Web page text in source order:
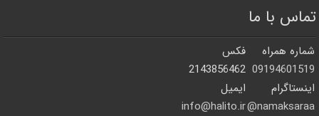
تماس با ما
شماره همراه
فکس
09194601519
2143856462
اینستاگرام
ایمیل
namaksaraa@
info@halito.ir